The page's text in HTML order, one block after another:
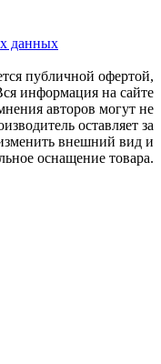
данных
публичной офертой,
информация на сайте
авторов могут не
оставляет за
внешний вид и
оснащение товара.